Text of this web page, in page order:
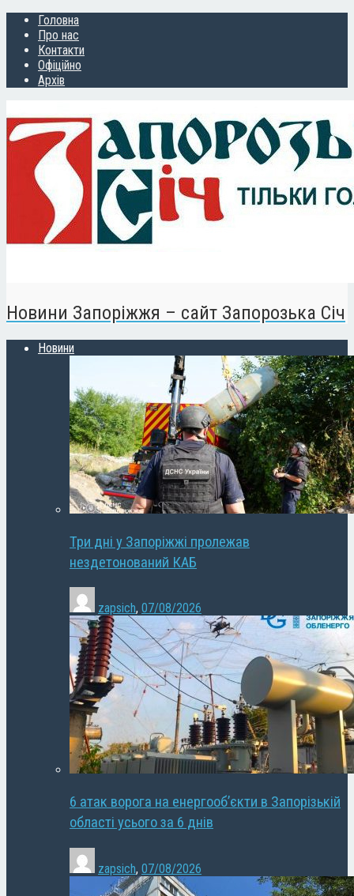
Головна
Про нас
Контакти
Офіційно
Архів
Новини Запоріжжя – сайт Запорозька Січ
Новини
Три дні у Запоріжжі пролежав
нездетонований КАБ
zapsich, 07/08/2026
6 атак ворога на енергооб’єкти в Запорізькій
області усього за 6 днів
zapsich, 07/08/2026